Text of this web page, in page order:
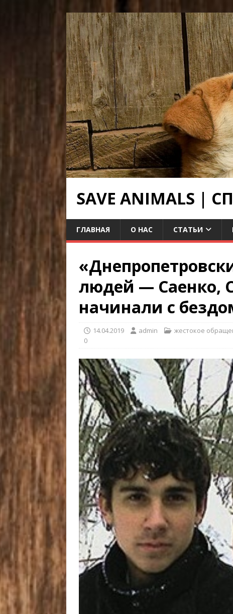
SAVE ANIMALS |
ГЛАВНАЯ О НАС СТАТЬИ
людей — Саенко,
начинали с
14.04.2019 admin жестокое
0